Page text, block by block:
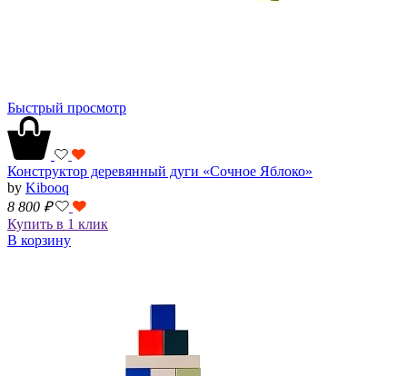
Быстрый просмотр
Конструктор деревянный дуги «Сочное Яблоко»
by Kibooq
8 800 ₽
Купить в 1 клик
В корзину